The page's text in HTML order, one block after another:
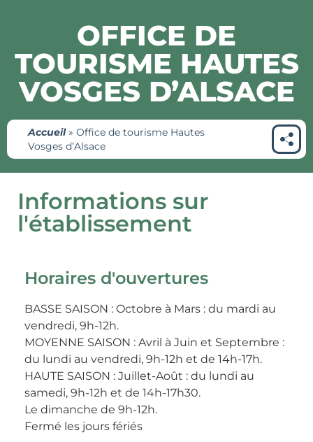
OFFICE DE
TOURISME HAUTES
VOSGES D’ALSACE
Accueil» Office de tourisme Hautes
Vosges d’Alsace
Informations sur
l'établissement
Horaires d'ouvertures
BASSE SAISON : Octobre à Mars : du mardi au
vendredi, 9h-12h.
MOYENNE SAISON : Avril à Juin et Septembre :
du lundi au vendredi, 9h-12h et de 14h-17h.
HAUTE SAISON : Juillet-Août : du lundi au
samedi, 9h-12h et de 14h-17h30.
Le dimanche de 9h-12h.
Fermé les jours fériés